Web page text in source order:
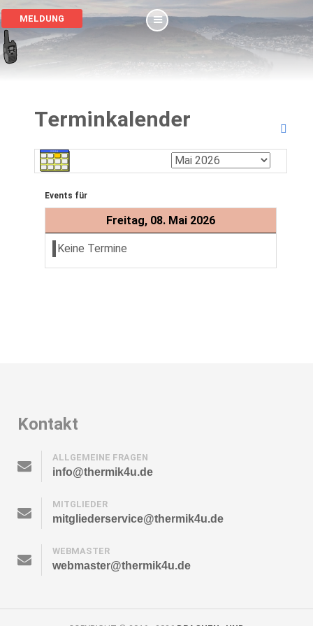
MELDUNG
Terminkalender
Events für
Freitag, 08. Mai 2026
Keine Termine
Kontakt
ALLGEMEINE FRAGEN
info@thermik4u.de
MITGLIEDER
mitgliederservice@thermik4u.de
WEBMASTER
webmaster@thermik4u.de